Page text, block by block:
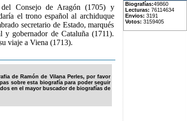
del Consejo de Aragón (1705) y
el trono español al archiduque
secretario de Estado, marqués
gobernador de Cataluña (1711).
viaje a Viena (1713).
de Ramón de Vilana Perles, por favor
sobre esta biografía para poder seguir
en el mayor buscador de biografías de
Biografías:49860
Lecturas: 76114634
Envios: 3191
Votos: 3159405